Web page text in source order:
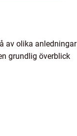
av olika anledningar
grundlig överblick